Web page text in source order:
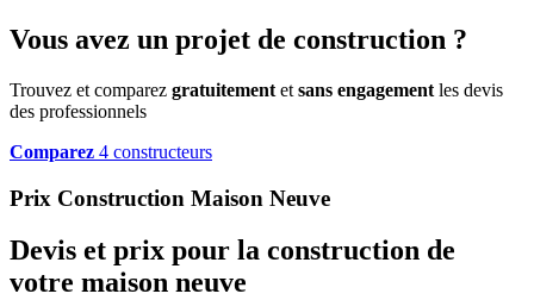
Vous avez un projet de construction ?
Trouvez et comparez gratuitement et sans engagement les devis
des professionnels
Comparez 4 constructeurs
Prix Construction Maison Neuve
Devis et prix pour la construction de
votre maison neuve